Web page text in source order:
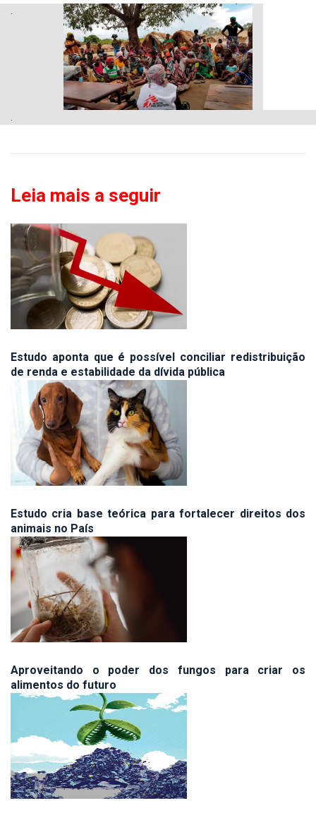
Leia mais a seguir
Estudo aponta que é possível conciliar redistribuição
de renda e estabilidade da dívida pública
Estudo cria base teórica para fortalecer direitos dos
animais no País
Aproveitando o poder dos fungos para criar os
alimentos do futuro